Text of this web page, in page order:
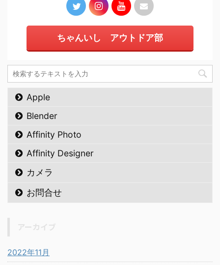
ちゃんいし アウトドア部
Apple
Blender
Affinity Photo
Affinity Designer
カメラ
お問合せ
2022年11月